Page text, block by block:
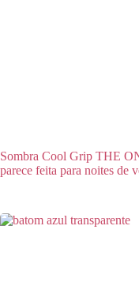
Sombra Cool Grip THE
parece feita para noites de